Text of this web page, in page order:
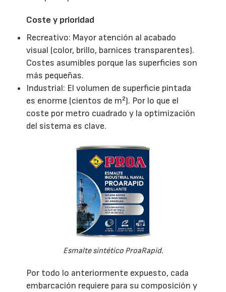
Coste y prioridad
Recreativo: Mayor atención al acabado
visual (color, brillo, barnices transparentes).
Costes asumibles porque las superficies son
más pequeñas.
Industrial: El volumen de superficie pintada
es enorme (cientos de m²). Por lo que el
coste por metro cuadrado y la optimización
del sistema es clave.
Esmalte sintético ProaRapid.
Por todo lo anteriormente expuesto, cada
embarcación requiere para su composición y